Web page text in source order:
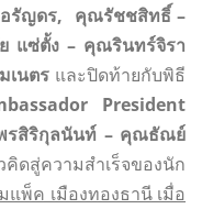
รัญดร, คุณรัชชสิทธิ์ –
แซ่ตั้ง – คุณรินทร์จิรา
เนตรและปิดท้ายกับพิธี
President
รสิริกุลนันท์ – คุณธัณย์
ดสู่ความสำเร็จของนัก
พ็ค เมืองทองธานี เมื่อ